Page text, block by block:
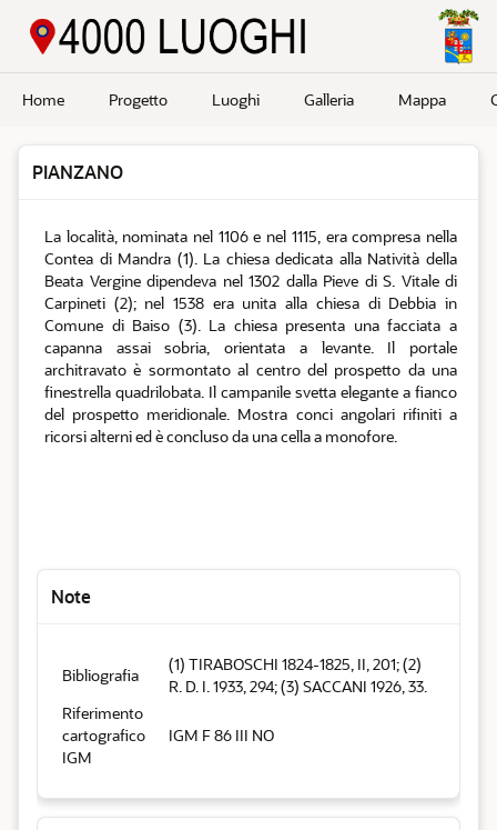
Home Progetto Luoghi Galleria Mappa
PIANZANO
La località, nominata nel 1106 e nel 1115, era compresa nella
Contea di Mandra (1). La chiesa dedicata alla Natività della
Beata Vergine dipendeva nel 1302 dalla Pieve di S. Vitale di
Carpineti (2); nel 1538 era unita alla chiesa di Debbia in
Comune di Baiso (3). La chiesa presenta una facciata a
capanna assai sobria, orientata a levante. Il portale
architravato è sormontato al centro del prospetto da una
finestrella quadrilobata. Il campanile svetta elegante a fianco
del prospetto meridionale. Mostra conci angolari rifiniti a
ricorsi alterni ed è concluso da una cella a monofore.
Note
Bibliografia
(1) TIRABOSCHI 1824-1825, II, 201; (2)
R. D. I. 1933, 294; (3) SACCANI 1926, 33.
Riferimento
cartografico
IGM
IGM F 86 III NO